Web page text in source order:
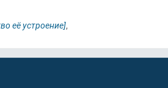
её устроение],